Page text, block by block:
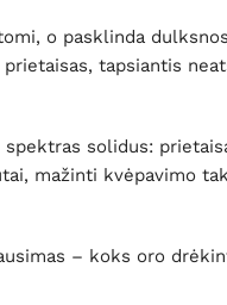
o pasklinda
tapsiantis
solidus:
mažinti kvėpavimo
– koks oro